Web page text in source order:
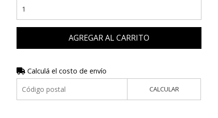
AGREGAR AL CARRITO
Calculá el costo de envío
CALCULAR